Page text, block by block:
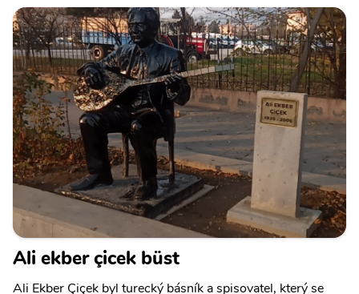
Ali ekber çicek büst
Ali Ekber Çiçek byl turecký básník a spisovatel, který se